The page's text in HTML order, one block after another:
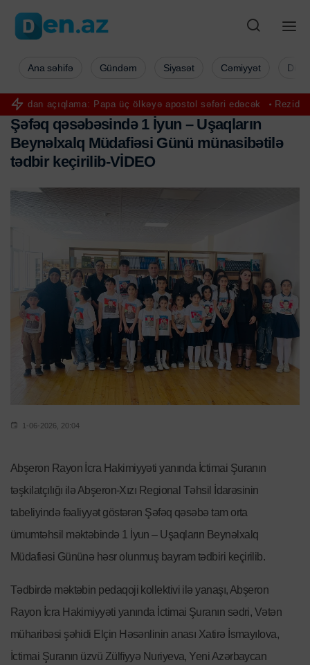
açıqlama: Papa üç ölkəyə apostol səfəri edəcək Rezidenturaya
Ana səhifə Gündəm Siyasət Cəmiyyət
Şəfəq qəsəbəsində 1 İyun – Uşaqların
Beynəlxalq Müdafiəsi Günü münasibətilə
tədbir keçirilib-VİDEO
1-06-2026, 20:04
Abşeron Rayon İcra Hakimiyyəti yanında İctimai Şuranın
təşkilatçılığı ilə Abşeron-Xızı Regional Təhsil İdarəsinin
tabeliyində fəaliyyət göstərən Şəfəq qəsəbə tam orta
ümumtəhsil məktəbində 1 İyun – Uşaqların Beynəlxalq
Müdafiəsi Gününə həsr olunmuş bayram tədbiri keçirilib.
Tədbirdə məktəbin pedaqoji kollektivi ilə yanaşı, Abşeron
Rayon İcra Hakimiyyəti yanında İctimai Şuranın sədri, Vətən
müharibəsi şəhidi Elçin Həsənlinin anası Xatirə İsmayılova,
İctimai Şuranın üzvü Zülfiyyə Nuriyeva, Yeni Azərbaycan